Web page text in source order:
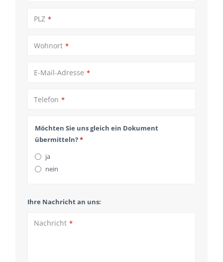
PLZ *
Wohnort *
E-Mail-Adresse *
Telefon *
Möchten Sie uns gleich ein Dokument
übermitteln?*
ja
nein
Business
Ihre Nachricht an uns:
Nachricht *